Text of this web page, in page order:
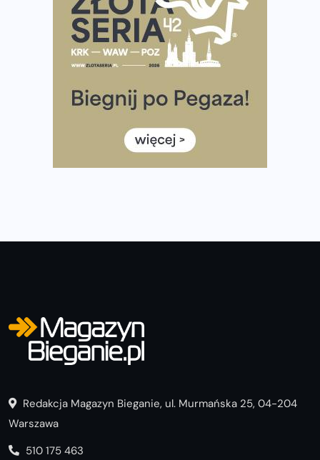
Już w tę sobotę 35. Bieg Powstania Warszawskiego.
Wystartuje rekordowa liczba uczestników
35. Bieg Powstania Warszawskiego – praktyczny
Ile razy w tygodniu biegać? 3 treningi wystarczą? Jak
często biegać, żeby robić postępy
Już w ten weekend! Przed nami Nocny Portowy Maraton
i Półmaraton Szczeciński. Wszystko, co warto wiedzieć
Redakcja Magazyn Bieganie, ul. Murmańska 25, 04-204
Warszawa
510 175 463